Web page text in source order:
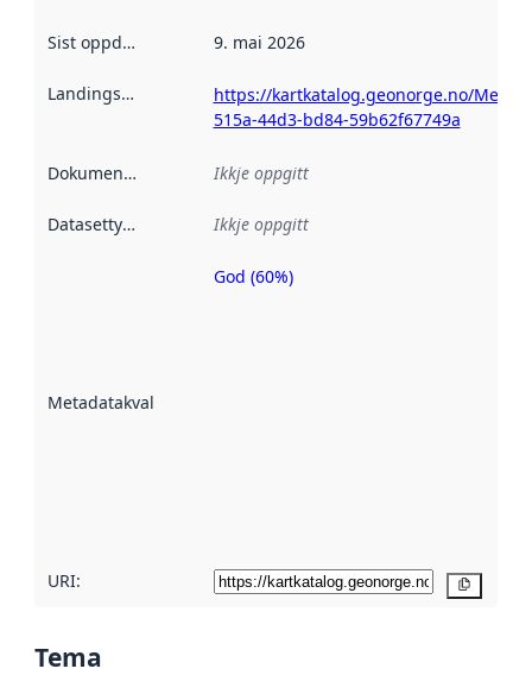
Sist oppdatert 9. mai 2026
Landingsside
https://kartkatalog.geonorge.no/
515a-44d3-bd84-59b62f67749a
Dokumentasjon Ikkje oppgitt
Datasettype Ikkje oppgitt
Metadatakvalitet
Metadatakvalitet
God (60%)
URI:
Tema